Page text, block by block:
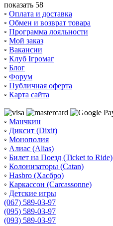
показать 58
◦ Оплата и доставка
◦ Обмен и возврат товара
◦ Программа лояльности
◦ Мой заказ
◦ Вакансии
◦ Клуб Ігромаг
◦ Блог
◦ Форум
◦ Публичная оферта
◦ Карта сайта
◦ Манчкин
◦ Диксит (Dixit)
◦ Монополия
◦ Алиас (Alias)
◦ Билет на Поезд (Ticket to Ride)
◦ Колонизаторы (Catan)
◦ Hasbro (Хасбро)
◦ Каркассон (Carcassonne)
◦ Детские игры
(067) 589-03-97
(095) 589-03-97
(093) 589-03-97